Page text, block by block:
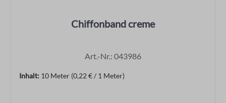
Chiffonband creme
Art.-Nr.: 043986
Inhalt: 10 Meter (0,22 € / 1 Meter)